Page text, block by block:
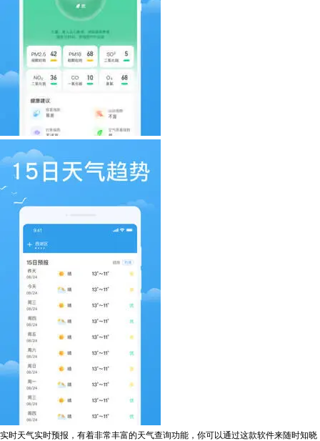
实时天气实时预报，有着非常丰富的天气查询功能，你可以通过这款软件来随时知晓